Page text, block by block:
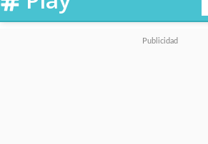
El juego incorpora
, con